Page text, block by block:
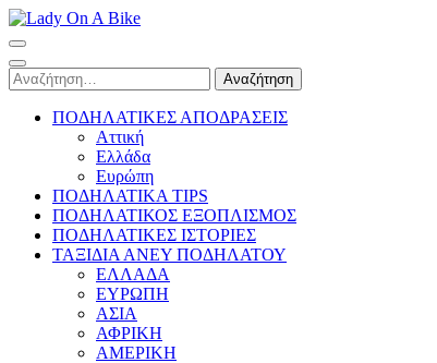
Skip
to
content
(Press
Enter)
Αναζήτηση
για:
ΠΟΔΗΛΑΤΙΚΕΣ ΑΠΟΔΡΑΣΕΙΣ
Αττική
Ελλάδα
Ευρώπη
ΠΟΔΗΛΑΤΙΚΑ TIPS
ΠΟΔΗΛΑΤΙΚΟΣ ΕΞΟΠΛΙΣΜΟΣ
ΠΟΔΗΛΑΤΙΚΕΣ ΙΣΤΟΡΙΕΣ
ΤΑΞΙΔΙΑ ΑΝΕΥ ΠΟΔΗΛΑΤΟΥ
ΕΛΛΑΔΑ
ΕΥΡΩΠΗ
ΑΣΙΑ
ΑΦΡΙΚΗ
ΑΜΕΡΙΚΗ